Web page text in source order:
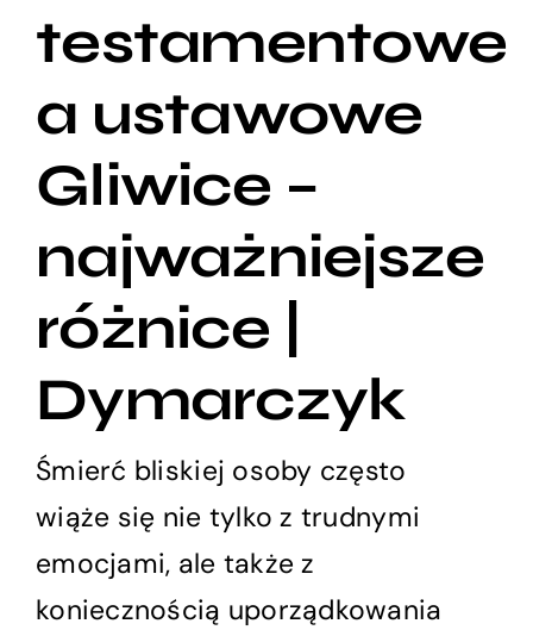
testamentowe
a ustawowe
Gliwice –
najważniejsze
różnice |
Dymarczyk
Śmierć bliskiej osoby często
wiąże się nie tylko z trudnymi
emocjami, ale także z
koniecznością uporządkowania